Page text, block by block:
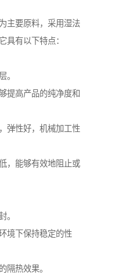
主要原料，采用湿法
具有以下特点：
。
提高产品的纯净度和
弹性好，机械加工性
，能够有效地阻止或
。
境下保持稳定的性
隔热效果。